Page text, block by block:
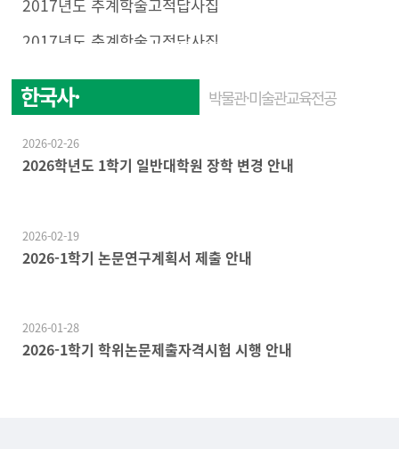
2017년도 추계학술고적답사집
2017년도 춘계학술고적답사집
한국사·
박물관·미술관교육전공
2026-02-26
2026학년도 1학기 일반대학원 장학 변경 안내
2026-02-19
2026-1학기 논문연구계획서 제출 안내
2026-01-28
2026-1학기 학위논문제출자격시험 시행 안내